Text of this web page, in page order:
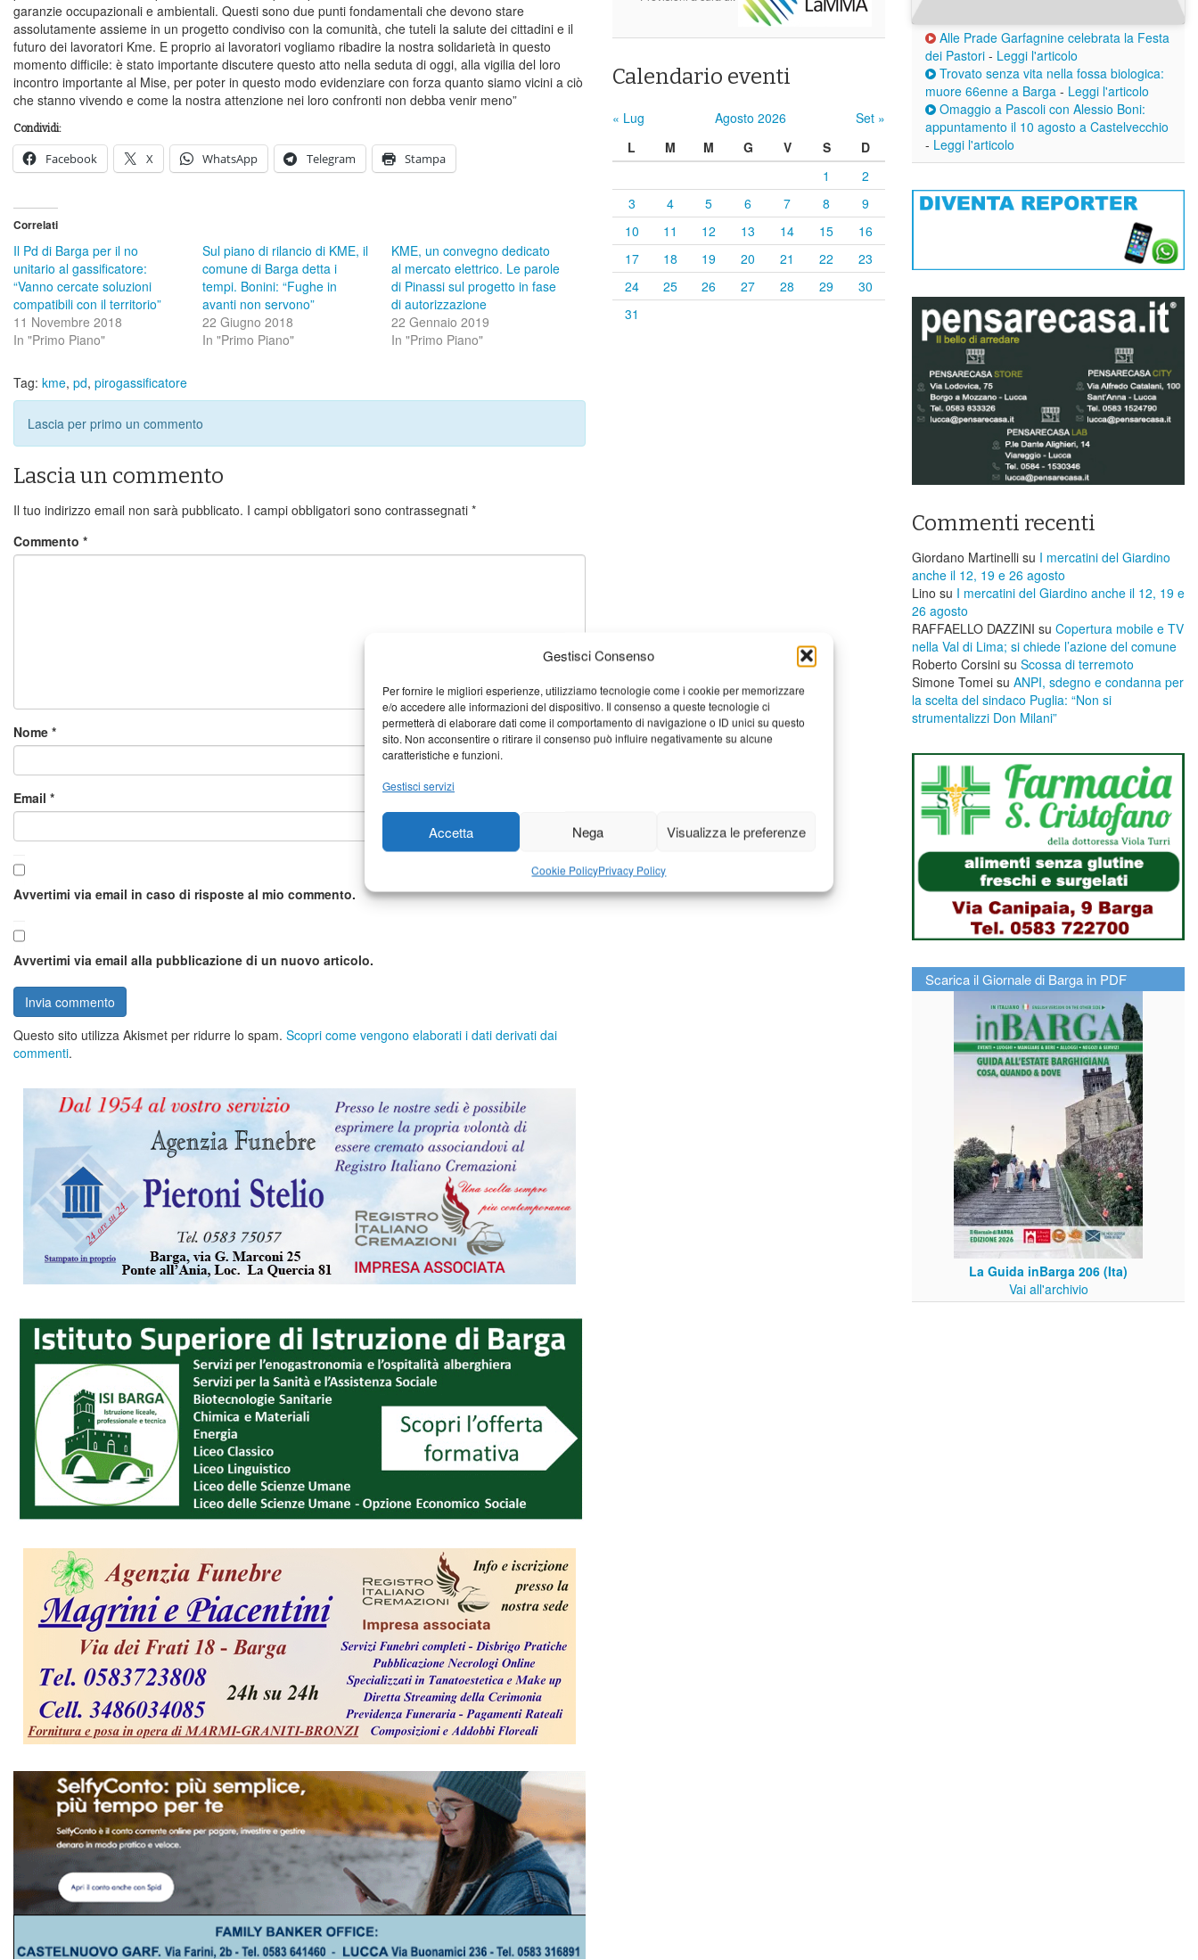
Gestisci Consenso
Per fornire le migliori esperienze, utilizziamo tecnologie come i cookie per memorizzare
e/o accedere alle informazioni del dispositivo. Il consenso a queste tecnologie ci
permetterà di elaborare dati come il comportamento di navigazione o ID unici su questo
sito. Non acconsentire o ritirare il consenso può influire negativamente su alcune
caratteristiche e funzioni.
Gestisci servizi
Accetta Nega Visualizza le preferenze
Cookie PolicyPrivacy Policy
garanzie occupazionali e ambientali. Questi sono due punti fondamentali che devono stare
assolutamente assieme in un progetto condiviso con la comunità, che tuteli la salute dei cittadini e il
futuro dei lavoratori Kme. E proprio ai lavoratori vogliamo ribadire la nostra solidarietà in questo
momento difficile: è stato importante discutere questo atto nella seduta di oggi, alla vigilia del loro
incontro importante al Mise, per poter in questo modo evidenziare con forza quanto siamo vicini a ciò
che stanno vivendo e come la nostra attenzione nei loro confronti non debba venir meno”
Condividi:
Facebook X WhatsApp Telegram Stampa
Correlati
Il Pd di Barga per il no
unitario al gassificatore:
“Vanno cercate soluzioni
compatibili con il territorio”
11 Novembre 2018
In "Primo Piano"
Sul piano di rilancio di KME, il
comune di Barga detta i
tempi. Bonini: “Fughe in
avanti non servono”
22 Giugno 2018
In "Primo Piano"
KME, un convegno dedicato
al mercato elettrico. Le parole
di Pinassi sul progetto in fase
di autorizzazione
22 Gennaio 2019
In "Primo Piano"
Tag: kme, pd, pirogassificatore
Lascia per primo un commento
Lascia un commento
Il tuo indirizzo email non sarà pubblicato. I campi obbligatori sono contrassegnati *
Commento *
Nome *
Email *
Avvertimi via email in caso di risposte al mio commento.
Avvertimi via email alla pubblicazione di un nuovo articolo.
Questo sito utilizza Akismet per ridurre lo spam. Scopri come vengono elaborati i dati derivati dai
commenti.
Calendario eventi
« Lug Agosto 2026
Set »
L
M M G V S
D
1
2
3
4 5 6 7 8
9
10
11 12 13 14 15
16
17
18 19 20 21 22
23
24
25 26 27 28 29
30
31
Alle Prade Garfagnine celebrata la Festa
dei Pastori - Leggi l'articolo
Trovato senza vita nella fossa biologica:
muore 66enne a Barga - Leggi l'articolo
Omaggio a Pascoli con Alessio Boni:
appuntamento il 10 agosto a Castelvecchio
- Leggi l'articolo
Commenti recenti
Giordano Martinelli su I mercatini del Giardino
anche il 12, 19 e 26 agosto
Lino su I mercatini del Giardino anche il 12, 19 e
26 agosto
RAFFAELLO DAZZINI su ​Copertura mobile e TV
nella Val di Lima; si chiede l’azione del comune
Roberto Corsini su Scossa di terremoto
Simone Tomei su ANPI, sdegno e condanna per
la scelta del sindaco Puglia: “Non si
strumentalizzi Don Milani”
Scarica il Giornale di Barga in PDF
La Guida inBarga 206 (Ita)
Vai all'archivio